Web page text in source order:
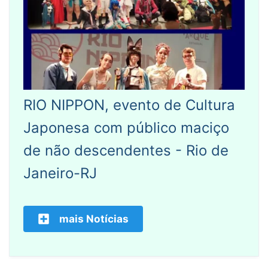
RIO NIPPON, evento de Cultura
Japonesa com público maciço
de não descendentes - Rio de
Janeiro-RJ
mais Notícias